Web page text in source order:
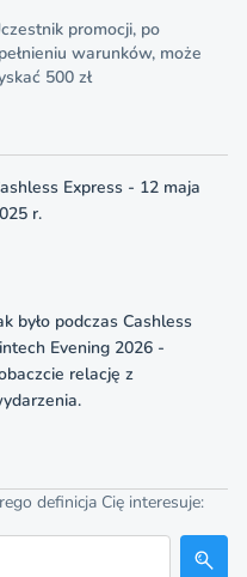
promocji, po
warunków, może
500 zł
Express - 12 maja
r.
było podczas Cashless
Evening 2026 -
relację z
definicja Cię interesuje: